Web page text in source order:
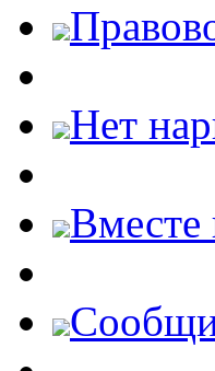
Нет
Вместе